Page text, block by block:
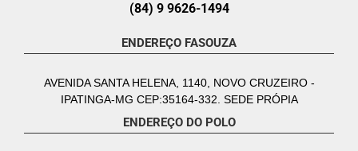
(84) 9 9626-1494
ENDEREÇO FASOUZA
AVENIDA SANTA HELENA, 1140, NOVO CRUZEIRO -
IPATINGA-MG CEP:35164-332. SEDE PRÓPIA
ENDEREÇO DO POLO